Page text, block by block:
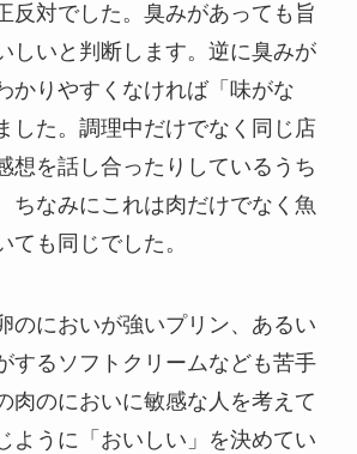
反対でした。臭みがあっても旨
しいと判断します。逆に臭みが
かりやすくなければ「味がな
した。調理中だけでなく同じ店
想を話し合ったりしているうち
ちなみにこれは肉だけでなく魚
ても同じでした。
のにおいが強いプリン、あるい
するソフトクリームなども苦手
肉のにおいに敏感な人を考えて
ように「おいしい」を決めてい